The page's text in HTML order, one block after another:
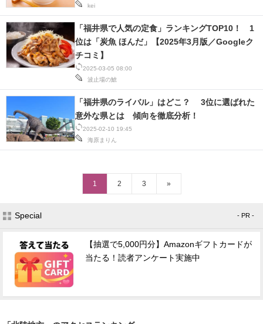
kei
2025-03-05 08:00
波止場の鯱
「福井県で人気の定食」ランキングTOP10！ 1
位は「炭魚 ほんだ」【2025年3月版／Googleク
チコミ】
2025-02-10 19:45
海原まりん
「福井県のライバル」はどこ？ 3位に選ばれた
意外な県とは 傾向を徹底分析！
1 2 3 »
Special - PR -
【抽選で5,000円分】Amazonギフトカードが
当たる！読者アンケート実施中